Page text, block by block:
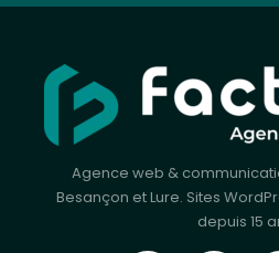
Agence web &
Besançon et Lure. Sites
depuis 15